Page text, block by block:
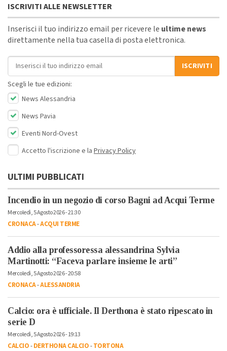
ISCRIVITI ALLE NEWSLETTER
Inserisci il tuo indirizzo email per ricevere le ultime news
direttamente nella tua casella di posta elettronica.
Indirizzo email
ISCRIVITI
Scegli le tue edizioni:
News Alessandria
News Pavia
Eventi Nord-Ovest
Accetto l'iscrizione e la Privacy Policy
ULTIMI PUBBLICATI
Incendio in un negozio di corso Bagni ad Acqui Terme
Mercoledì, 5 Agosto 2026 - 21:30
CRONACA-ACQUI TERME
Addio alla professoressa alessandrina Sylvia
Martinotti: “Faceva parlare insieme le arti”
Mercoledì, 5 Agosto 2026 - 20:58
CRONACA-ALESSANDRIA
Calcio: ora è ufficiale. Il Derthona è stato ripescato in
serie D
Mercoledì, 5 Agosto 2026 - 19:13
CALCIO-DERTHONA CALCIO-TORTONA